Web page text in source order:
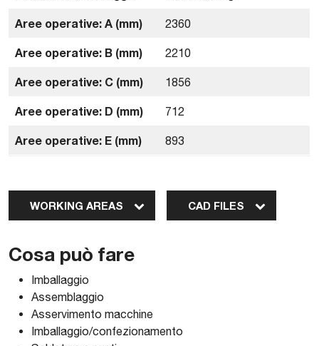
Aree operative: A (mm) 2360
Aree operative: B (mm) 2210
Aree operative: C (mm) 1856
Aree operative: D (mm) 712
Aree operative: E (mm) 893
WORKING AREAS CAD FILES
Cosa può fare
Imballaggio
Assemblaggio
Asservimento macchine
Imballaggio/confezionamento